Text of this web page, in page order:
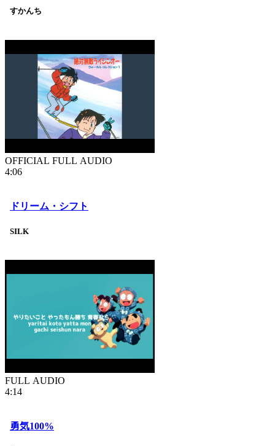
すかんち
OFFICIAL FULL AUDIO
4:06
ドリーム・シフト
SILK
FULL AUDIO
4:14
勇気100%